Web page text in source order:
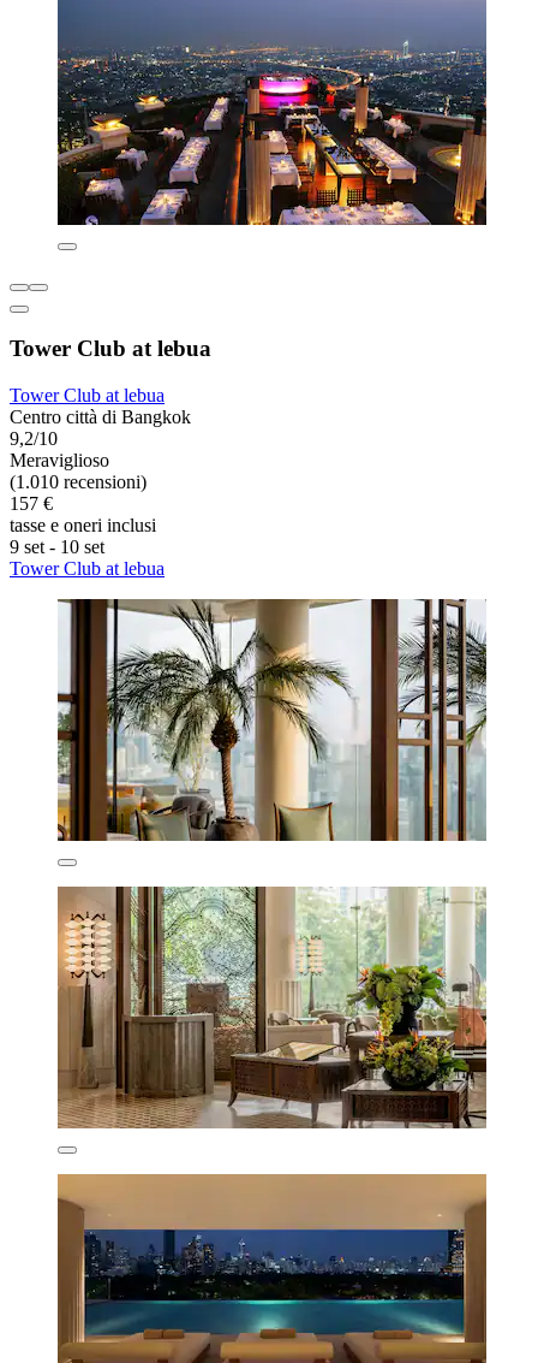
Tower Club at lebua
Tower Club at lebua
Centro città di Bangkok
9,2/10
Meraviglioso
(1.010 recensioni)
157 €
tasse e oneri inclusi
9 set - 10 set
Tower Club at lebua